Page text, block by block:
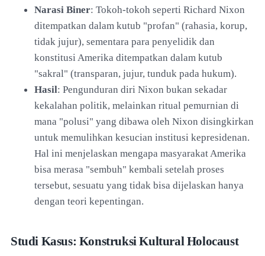
Narasi Biner: Tokoh-tokoh seperti Richard Nixon
ditempatkan dalam kutub "profan" (rahasia, korup,
tidak jujur), sementara para penyelidik dan
konstitusi Amerika ditempatkan dalam kutub
"sakral" (transparan, jujur, tunduk pada hukum).
Hasil: Pengunduran diri Nixon bukan sekadar
kekalahan politik, melainkan ritual pemurnian di
mana "polusi" yang dibawa oleh Nixon disingkirkan
untuk memulihkan kesucian institusi kepresidenan.
Hal ini menjelaskan mengapa masyarakat Amerika
bisa merasa "sembuh" kembali setelah proses
tersebut, sesuatu yang tidak bisa dijelaskan hanya
dengan teori kepentingan.
Studi Kasus: Konstruksi Kultural Holocaust